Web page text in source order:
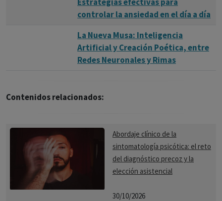
controlar la ansiedad en el día a día
La Nueva Musa: Inteligencia
Artificial y Creación Poética, entre
Redes Neuronales y Rimas
Contenidos relacionados:
Abordaje clínico de la
sintomatología psicótica: el reto
del diagnóstico precoz y la
elección asistencial
30/10/2026